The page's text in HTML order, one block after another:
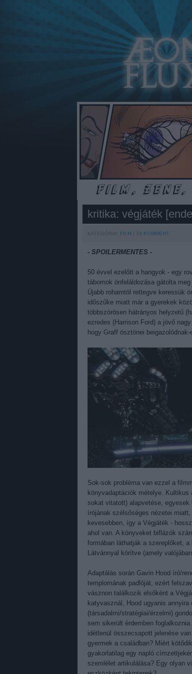
kritika: végjáték
KATEGÓRIA: FILM 33 KOMMENT
- SPOILERMENTES -
50 évvel ezelőtt a hangyok - egy
tábornok önfeláldozása gátolta
Újabb rohamtól rettegve keressük
időszűke miatt már a gyerekek
többszörösen hátrányos helyzetű
ezredes (Harrison Ford) a jövő
hogy Graff ösztönei
Sok-sok probléma van ezzel a
könyvadaptációk mételye.
sokat vitatott) alapvetése,
írójának szélsőséges nézetei
kevesebben, így a Végjáték -
ahol van. A könyveket biflázók
formában láthatják a szereplőket,
Látvánnyal körítve (amely
Adaptálás során Gavin Hood író/
templomának padlóját, ezért
vásznon találkozik elsőként a
katyvasznál, Hood ugyanis
(társadalmi/stratégiai/érzelmi)
sem sikerült érdemben
idétlenül összecsapott jelenése
gyermek a családban? Miért
gyakorlatilag egy napló
szemlélet artikulálása? Egy olyan